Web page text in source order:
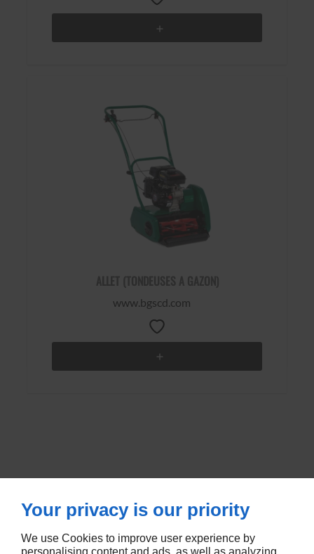
www.bgscd.com
Your privacy is our priority
We use Cookies to improve user experience by
personalising content and ads, as well as analyzing